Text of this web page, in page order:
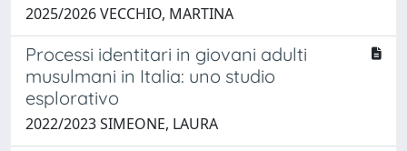
2025/2026 VECCHIO, MARTINA
Processi identitari in giovani adulti
musulmani in Italia: uno studio
esplorativo
2022/2023 SIMEONE, LAURA